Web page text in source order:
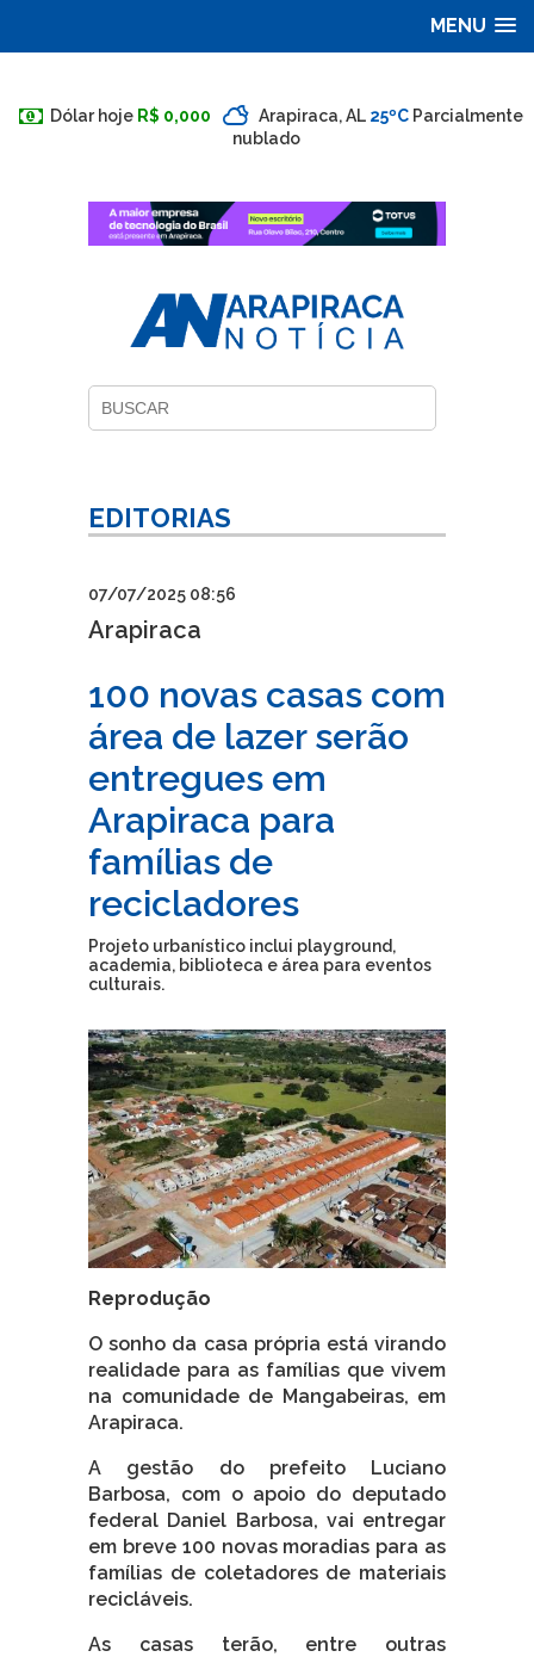
MENU
Dólar hoje R$ 0,000 Arapiraca, AL 25ºC Parcialmente
nublado
EDITORIAS
07/07/2025 08:56
Arapiraca
100 novas casas com
área de lazer serão
entregues em
Arapiraca para
famílias de
recicladores
Projeto urbanístico inclui playground,
academia, biblioteca e área para eventos
culturais.
Reprodução
O sonho da casa própria está virando
realidade para as famílias que vivem
na comunidade de Mangabeiras, em
Arapiraca.
A gestão do prefeito Luciano
Barbosa, com o apoio do deputado
federal Daniel Barbosa, vai entregar
em breve 100 novas moradias para as
famílias de coletadores de materiais
recicláveis.
As casas terão, entre outras